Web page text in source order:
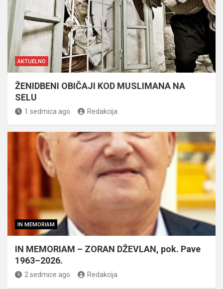
AKTUELNO
ŽENIDBENI OBIČAJI KOD MUSLIMANA NA
SELU
1 sedmica ago Redakcija
IN MEMORIAM
IN MEMORIAM – ZORAN DŽEVLAN, pok. Pave
1963–2026.
2 sedmice ago Redakcija